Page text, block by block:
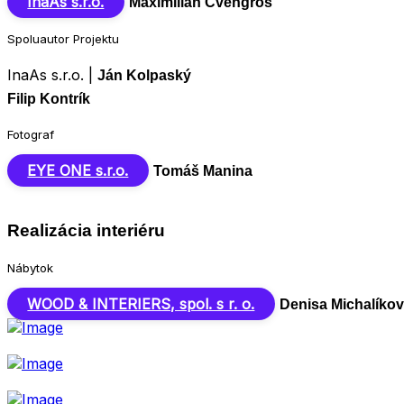
Spoluautor Projektu
InaAs s.r.o. | Ján Kolpaský
Filip Kontrík
Fotograf
EYE ONE s.r.o. Tomáš Manina
Realizácia interiéru
Nábytok
WOOD & INTERIERS, spol. s r. o. Denisa